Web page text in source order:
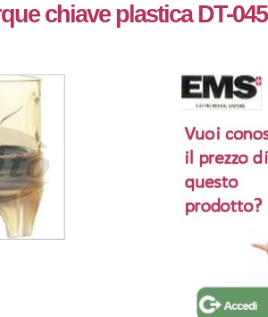
chiave plastica DT-045